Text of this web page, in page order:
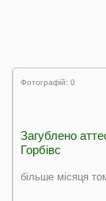
Фотографій: 0
Загублено
Горбівс
більше місяця